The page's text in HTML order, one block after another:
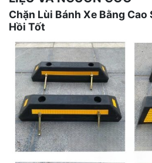
Chặn Lùi Bánh Xe Bằng Cao
Hồi Tốt